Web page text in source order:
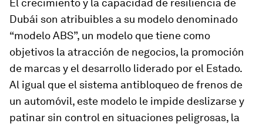
El crecimiento y la capacidad de resiliencia de
Dubái son atribuibles a su modelo denominado
“modelo ABS”, un modelo que tiene como
objetivos la atracción de negocios, la promoción
de marcas y el desarrollo liderado por el Estado.
Al igual que el sistema antibloqueo de frenos de
un automóvil, este modelo le impide deslizarse y
patinar sin control en situaciones peligrosas, la